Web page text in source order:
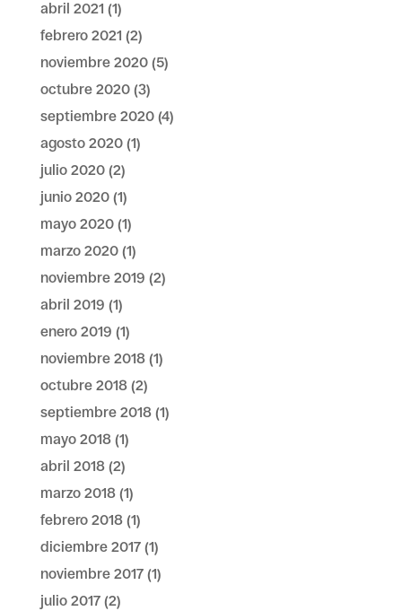
abril 2021 (1)
febrero 2021 (2)
noviembre 2020(5)
octubre 2020(3)
septiembre 2020(4)
agosto 2020(1)
julio 2020(2)
junio 2020(1)
mayo 2020(1)
marzo 2020(1)
noviembre 2019 (2)
abril 2019 (1)
enero 2019 (1)
noviembre 2018(1)
octubre 2018(2)
septiembre 2018(1)
mayo 2018(1)
abril 2018(2)
marzo 2018(1)
febrero 2018(1)
diciembre 2017(1)
noviembre 2017(1)
julio 2017(2)